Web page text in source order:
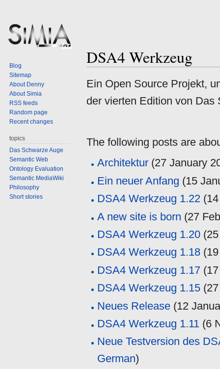
DSA4 Werkzeug
Jump
navigation
Jump
search
Ein Open Source Projekt,
der vierten Edition von Das
The following posts are
Architektur (27 January
Ein neuer Anfang (15
DSA4 Werkzeug 1.22 (
A new site is born (27
DSA4 Werkzeug 1.20 (
DSA4 Werkzeug 1.18 (
DSA4 Werkzeug 1.17 (
DSA4 Werkzeug 1.15 (
Neues Release (12
DSA4 Werkzeug 1.11 (6
Neue Testversion des
German)
Blog
Sitemap
About Denny
About Simia
RSS feeds
Random page
Recent changes
topics
Das Schwarze Auge
Semantic Web
Ontology Evaluation
Semantic MediaWiki
Philosophy
Short stories